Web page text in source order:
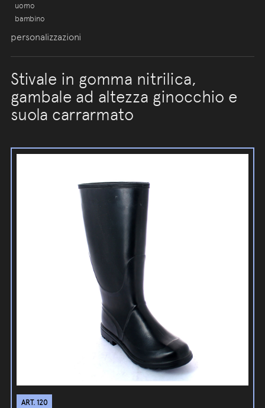
uomo
bambino
personalizzazioni
Stivale in gomma nitrilica,
gambale ad altezza ginocchio e
suola carrarmato
ART. 120